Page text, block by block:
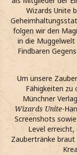
Wizards Unite
folgen wir den
in die Muggelwelt
Findbaren
Um unsere
Fähigkeiten
Münchner
Wizards Unite-
Screenshots
Level
Zaubertränke